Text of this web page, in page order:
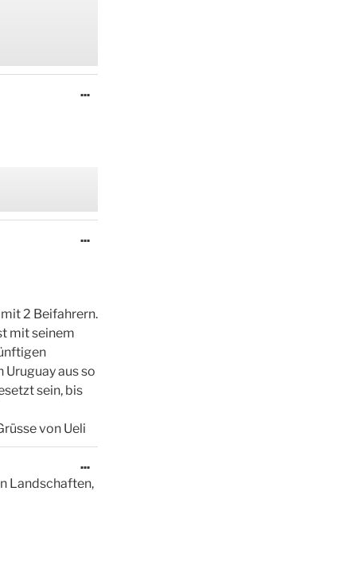
...Diese
2 Beifahrern.
mit seinem
aus so
sein, bis
von Ueli
...Diese
Landschaften,
...Diese
Metabox